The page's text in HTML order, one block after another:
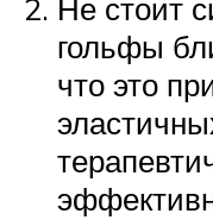
Не стоит
гольфы
что это